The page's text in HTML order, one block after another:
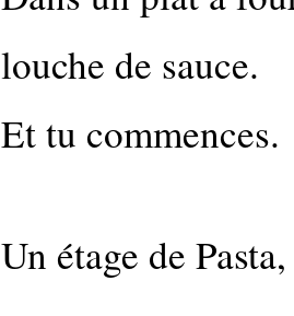
louche de sauce.
Et tu commences.
Un étage de